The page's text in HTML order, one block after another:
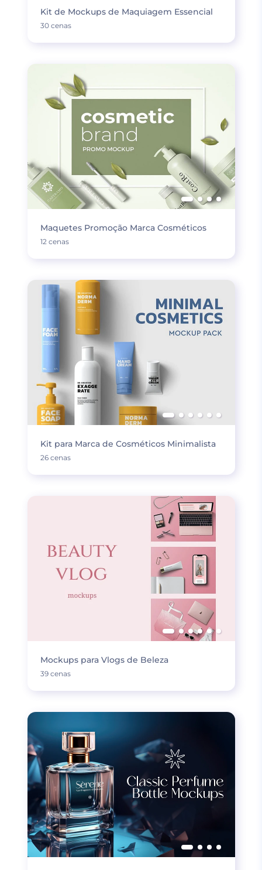
Kit de Mockups de Maquiagem Essencial
30 cenas
Maquetes Promoção Marca Cosméticos
12 cenas
Kit para Marca de Cosméticos Minimalista
26 cenas
Mockups para Vlogs de Beleza
39 cenas